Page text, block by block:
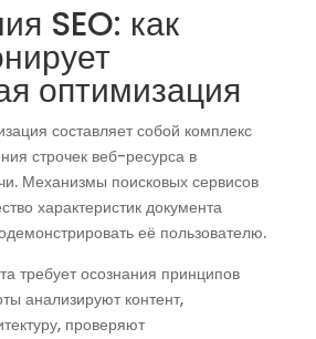
SEO: как
оптимизация
составляет собой комплекс
строчек веб-ресурса в
Механизмы поисковых сервисов
характеристик документа
её пользователю.
требует осознания принципов
анализируют контент,
проверяют